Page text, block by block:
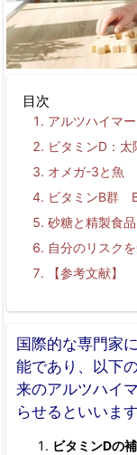
目次
アルツハイマ
ビタミンD：太
オメガ-3と魚
ビタミンB群
砂糖と精製食品
自分のリスク
【参考文献】
国際的な専門家
能であり、以下
来のアルツハイ
らせるといいます
ビタミンDの